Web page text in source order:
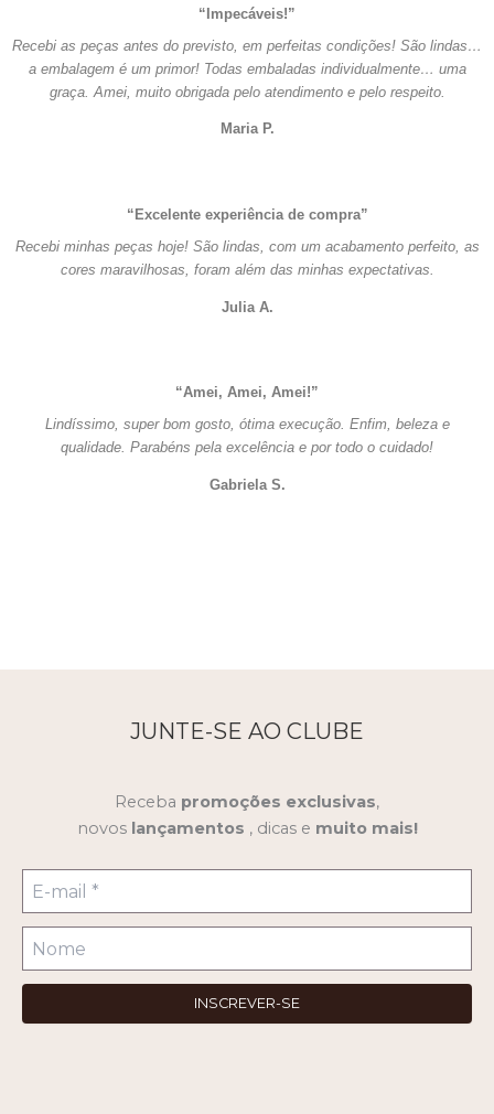
“Impecáveis!”
Recebi as peças antes do previsto, em perfeitas condições! São lindas…
a embalagem é um primor! Todas embaladas individualmente… uma
graça. Amei, muito obrigada pelo atendimento e pelo respeito.
Maria P.
“Excelente experiência de compra”
Recebi minhas peças hoje! São lindas, com um acabamento perfeito, as
cores maravilhosas, foram além das minhas expectativas.
Julia A.
“Amei, Amei, Amei!”
Lindíssimo, super bom gosto, ótima execução. Enfim, beleza e
qualidade. Parabéns pela excelência e por todo o cuidado!
Gabriela S.
JUNTE-SE AO CLUBE
Receba promoções exclusivas,
novos lançamentos , dicas e muito mais!